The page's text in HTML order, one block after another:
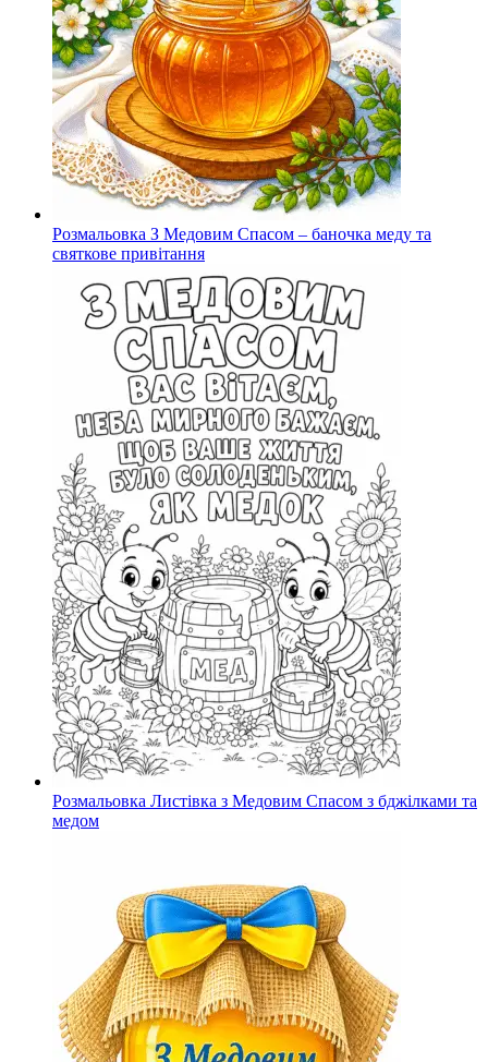
Розмальовка З Медовим Спасом – баночка меду та
святкове привітання
Розмальовка Листівка з Медовим Спасом з бджілками та
медом